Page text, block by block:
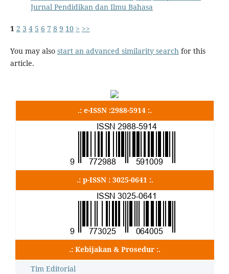
Jurnal Pendidikan dan Ilmu Bahasa
1 2 3 4 5 6 7 8 9 10 > >>
You may also start an advanced similarity search for this
article.
.: e-ISSN :2988-5914 :.
.: p-ISSN : 3025-0641 :.
.: Kebijakan & Prosedur :.
Tim Editorial